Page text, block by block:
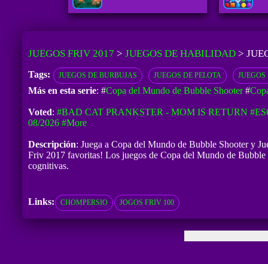
JUEGOS FRIV 2017 > JUEGOS DE HABILIDAD>
Tags: JUEGOS DE BURBUJAS JUEGOS DE PELOTA JUEGOS
Más en esta serie: #Copa del Mundo de Bubble Shooter#
Voted: #BAD CAT PRANKSTER - MOM IS RETURN
08/2026 #more
Descripción: Juega a Copa del Mundo de Bubble Shooter y
Friv 2017 favoritas! Los juegos de Copa del Mundo de
cognitivas.
Links: CHOMPERSIO JOGOS FRIV 100